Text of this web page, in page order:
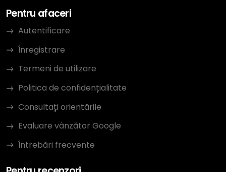
Pentru afaceri
Autentificare
Înregistrare
Termeni de utilizare
Politica de confidențialitate
Consultați orientările
Evaluare vânzător Google
Întrebări frecvente